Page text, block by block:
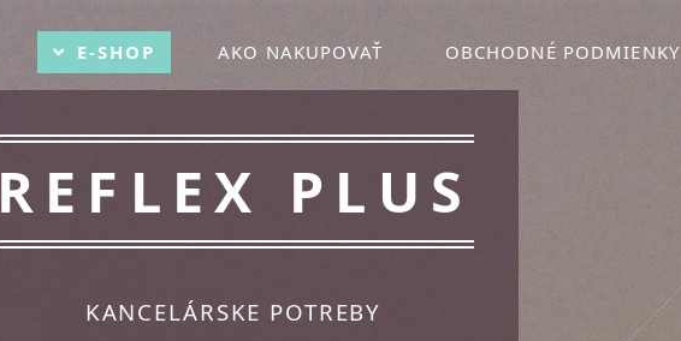
E-SHOP AKO NAKUPOVAŤ OBCHODNÉ PODMIENKY
REFLEX PLUS
KANCELÁRSKE POTREBY